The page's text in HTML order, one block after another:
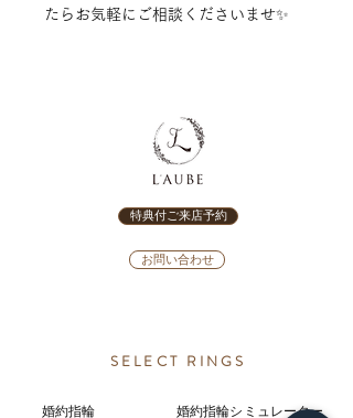
たらお気軽にご相談くださいませ✨
特典付ご来店予約
お問い合わせ
SELECT RINGS
婚約指輪 婚約指輪シミュレーター